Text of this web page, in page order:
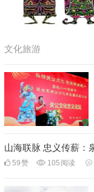
文化旅游
山海联脉 忠义传薪：
59赞 105 阅读